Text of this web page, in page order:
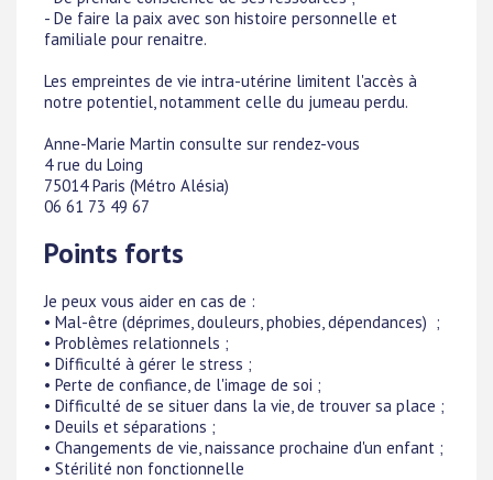
- De faire la paix avec son histoire personnelle et
familiale pour renaitre.
Les empreintes de vie intra-utérine limitent l'accès à
notre potentiel, notamment celle du jumeau perdu.
Anne-Marie Martin consulte sur rendez-vous
4 rue du Loing
75014 Paris (Métro Alésia)
06 61 73 49 67
Points forts
Je peux vous aider en cas de :
• Mal-être (déprimes, douleurs, phobies, dépendances) ;
• Problèmes relationnels ;
• Difficulté à gérer le stress ;
• Perte de confiance, de l'image de soi ;
• Difficulté de se situer dans la vie, de trouver sa place ;
• Deuils et séparations ;
• Changements de vie, naissance prochaine d'un enfant ;
• Stérilité non fonctionnelle